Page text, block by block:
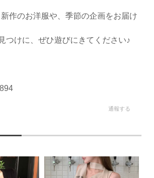
作のお洋服や、季節の企画をお届け
つけに、ぜひ遊びにきてください♪
通報する